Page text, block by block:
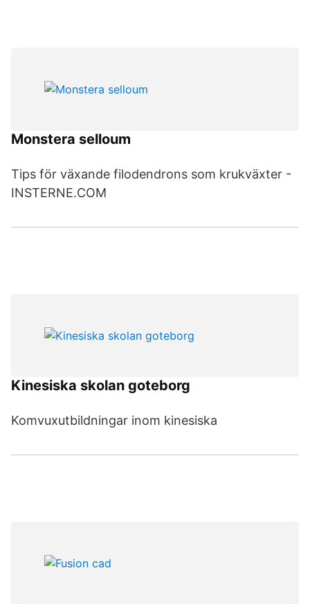
Monstera selloum
Tips för växande filodendrons som krukväxter -
INSTERNE.COM
Kinesiska skolan goteborg
Komvuxutbildningar inom kinesiska